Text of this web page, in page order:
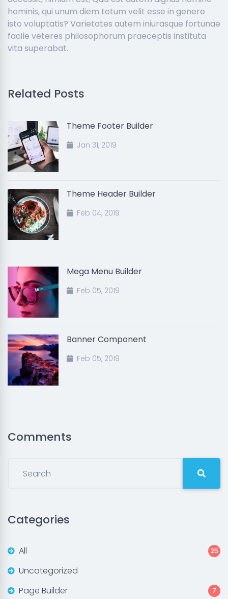
hominis, qui unum diem totum velit esse in genere
isto voluptatis? Varietates autem iniurasque fortunae
facile veteres philosophorum praeceptis instituta
vita superabat.
Related Posts
Theme Footer Builder
Jan 31, 2019
Theme Header Builder
Feb 04, 2019
Mega Menu Builder
Feb 05, 2019
Banner Component
Feb 05, 2019
Comments
Categories
All 25
Uncategorized
Page Builder
7